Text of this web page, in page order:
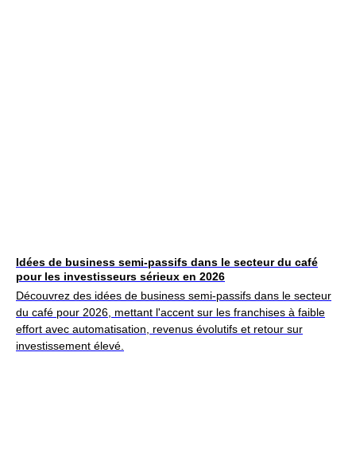
Idées de business semi-passifs dans le secteur du café
pour les investisseurs sérieux en 2026
Découvrez des idées de business semi-passifs dans le secteur
du café pour 2026, mettant l'accent sur les franchises à faible
effort avec automatisation, revenus évolutifs et retour sur
investissement élevé.